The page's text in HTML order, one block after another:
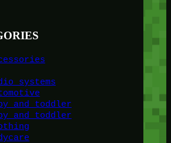
systems
and toddler
and toddler